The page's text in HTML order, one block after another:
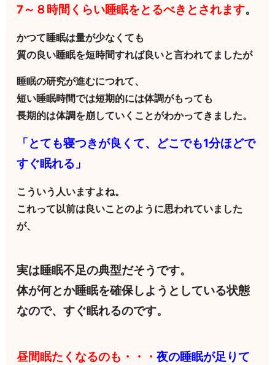
7～８時間くらい睡眠をとるべきとされます。
かつて睡眠は量が少なくても
質の良い睡眠を短時間すれば良いと言われてましたが
睡眠の研究が進むにつれて、
短い睡眠時間では短期的には体調がもっても
長期的は体調を崩していくことがわかってきました。
「とても寝つきが良くて、どこでも1分ほどで
すぐ眠れる」
こういう人いますよね。
これって以前は良いことのように思われていました
が、
実は睡眠不足の典型だそうです。
体が何とか睡眠を確保しようとしている状態
なので、すぐ眠れるのです。
昼間眠たくなるのも・・・夜の睡眠が足りて